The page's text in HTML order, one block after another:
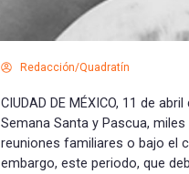
Redacción/Quadratín
CIUDAD DE MÉXICO, 11 de
Semana Santa y Pascua,
reuniones familiares o bajo el
embargo, este periodo, que